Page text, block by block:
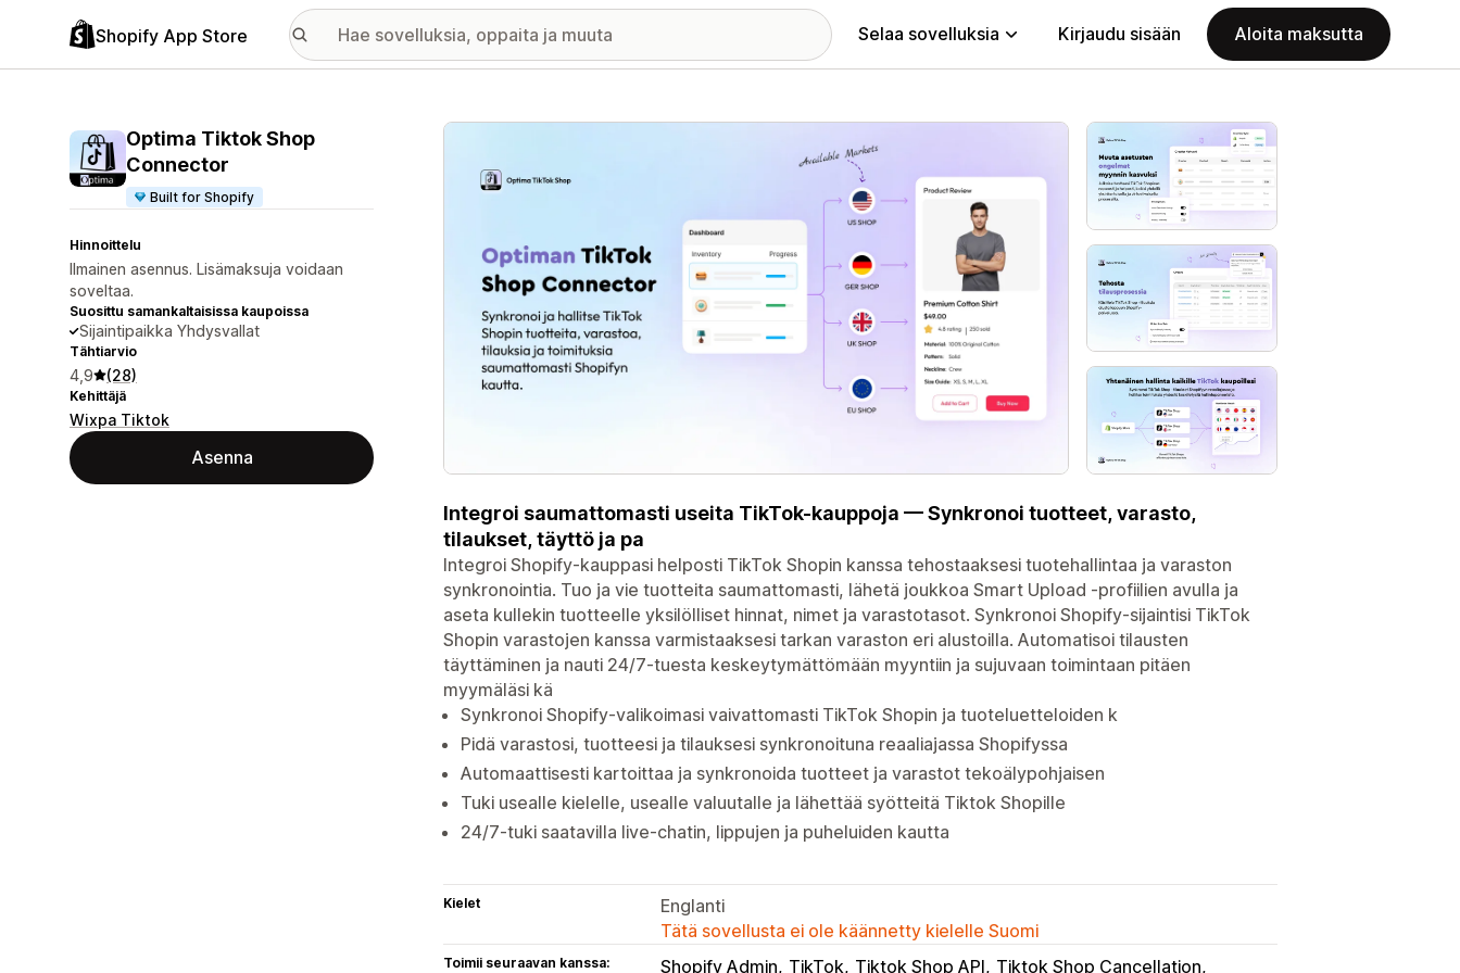
Shopify App Store Selaa sovelluksia Kirjaudu sisään Aloita maksutta
Optima Tiktok Shop
Connector
Built for Shopify
Hinnoittelu
Ilmainen asennus. Lisämaksuja voidaan
soveltaa.
Suosittu samankaltaisissa kaupoissa
Sijaintipaikka Yhdysvallat
Tähtiarvio
4,9 (28)
Kehittäjä
Wixpa Tiktok
Asenna
Esittelykuvagalleria
Integroi saumattomasti useita TikTok-kauppoja — Synkronoi tuotteet, varasto,
tilaukset, täyttö ja pa
Integroi Shopify-kauppasi helposti TikTok Shopin kanssa tehostaaksesi tuotehallintaa ja varaston
synkronointia. Tuo ja vie tuotteita saumattomasti, lähetä joukkoa Smart Upload -profiilien avulla ja
aseta kullekin tuotteelle yksilölliset hinnat, nimet ja varastotasot. Synkronoi Shopify-sijaintisi TikTok
Shopin varastojen kanssa varmistaaksesi tarkan varaston eri alustoilla. Automatisoi tilausten
täyttäminen ja nauti 24/7-tuesta keskeytymättömään myyntiin ja sujuvaan toimintaan pitäen
myymäläsi kä
Synkronoi Shopify-valikoimasi vaivattomasti TikTok Shopin ja tuoteluetteloiden k
Pidä varastosi, tuotteesi ja tilauksesi synkronoituna reaaliajassa Shopifyssa
Automaattisesti kartoittaa ja synkronoida tuotteet ja varastot tekoälypohjaisen
Tuki usealle kielelle, usealle valuutalle ja lähettää syötteitä Tiktok Shopille
24/7-tuki saatavilla live-chatin, lippujen ja puheluiden kautta
Kielet
Englanti
Tätä sovellusta ei ole käännetty kielelle Suomi
Toimii seuraavan kanssa: Shopify Admin TikTok Tiktok Shop API Tiktok Shop Cancellation